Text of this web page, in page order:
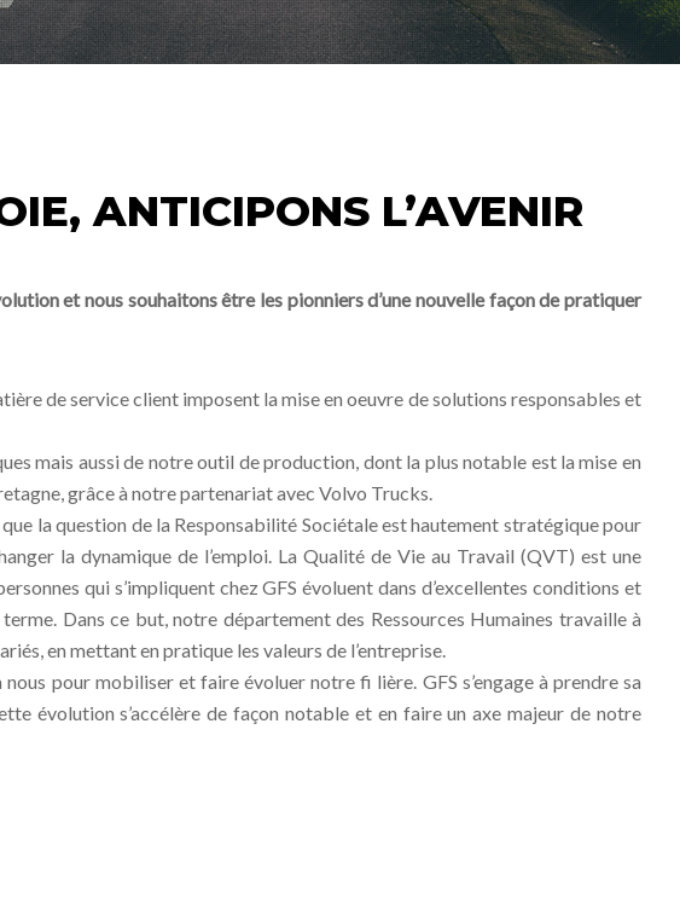
ANTICIPONS L’AVENIR
et nous souhaitons être les pionniers d’une nouvelle façon de pratiquer
de service client imposent la mise en oeuvre de solutions responsables et
mais aussi de notre outil de production, dont la plus notable est la mise en
grâce à notre partenariat avec Volvo Trucks.
la question de la Responsabilité Sociétale est hautement stratégique pour
la dynamique de l’emploi. La Qualité de Vie au Travail (QVT) est une
qui s’impliquent chez GFS évoluent dans d’excellentes conditions et
Dans ce but, notre département des Ressources Humaines travaille à
en mettant en pratique les valeurs de l’entreprise.
pour mobiliser et faire évoluer notre fi lière. GFS s’engage à prendre sa
évolution s’accélère de façon notable et en faire un axe majeur de notre